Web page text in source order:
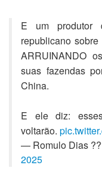
E um produtor
republicano
ARRUINANDO
suas fazendas
China.
E ele diz:
voltarão.
— Romulo Dias
2025